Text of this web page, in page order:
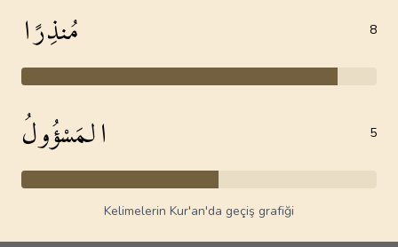
مُنذِرًا 8
المَسْؤُولُ 5
Kelimelerin Kur'an'da geçiş grafiği